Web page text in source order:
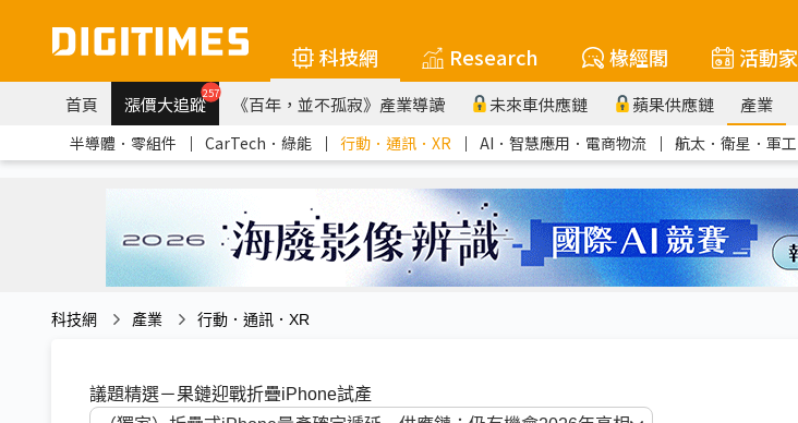
科技網 Research 椽經閣 活動家
首頁 漲價大追蹤257 《百年，並不孤寂》產業導讀 未來車供應鏈 蘋果供應鏈 產業
半導體．零組件 ｜ CarTech．綠能 ｜ 行動．通訊．XR ｜ AI．智慧應用．電商物流 ｜ 航太．衛星．軍工
科技網 產業 行動．通訊．XR
議題精選－果鏈迎戰折疊iPhone試產